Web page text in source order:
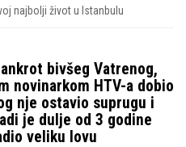
najbolji život u Istanbulu
bivšeg Vatrenog,
novinarkom HTV-a dobio
nje ostavio suprugu i
je dulje od 3 godine
veliku lovu